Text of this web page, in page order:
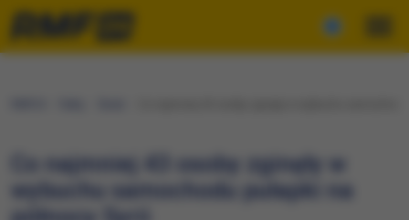
Co najmniej 43 osoby zginęły w
wybuchu samochodu pułapki na